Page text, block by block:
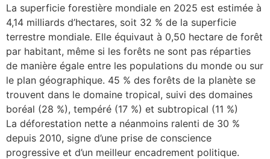
La superficie forestière mondiale en 2025 est estimée à
4,14 milliards d’hectares, soit 32 % de la superficie
terrestre mondiale. Elle équivaut à 0,50 hectare de forêt
par habitant, même si les forêts ne sont pas réparties
de manière égale entre les populations du monde ou sur
le plan géographique. 45 % des forêts de la planète se
trouvent dans le domaine tropical, suivi des domaines
boréal (28 %), tempéré (17 %) et subtropical (11 %)
La déforestation nette a néanmoins ralenti de 30 %
depuis 2010, signe d’une prise de conscience
progressive et d’un meilleur encadrement politique.